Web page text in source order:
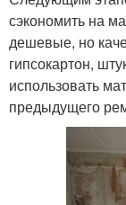
сэкономить на
дешевые, но
гипсокартон,
использовать
предыдущего